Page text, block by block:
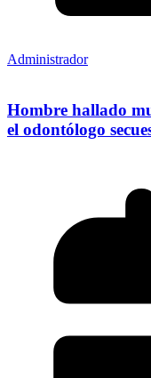
Administrador
Hombre hallado
el odontólogo